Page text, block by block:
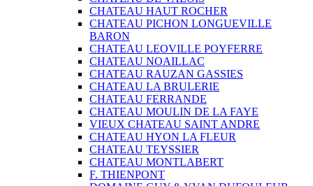
CHATEAU HAUT ROCHER
CHATEAU PICHON LONGUEVILLE
BARON
CHATEAU LEOVILLE POYFERRE
CHATEAU NOAILLAC
CHATEAU RAUZAN GASSIES
CHATEAU LA BRULERIE
CHATEAU FERRANDE
CHATEAU MOULIN DE LA FAYE
VIEUX CHATEAU SAINT ANDRE
CHATEAU HYON LA FLEUR
CHATEAU TEYSSIER
CHATEAU MONTLABERT
F. THIENPONT